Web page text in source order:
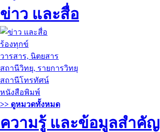
ข่าว และสื่อ
ร้องทุกข์
วารสาร, นิตยสาร
สถานีวิทยุ, รายการวิทยุ
สถานีโทรทัศน์
หนังสือพิมพ์
>> ดูหมวดทั้งหมด
ความรู้ และข้อมูลสำคัญ